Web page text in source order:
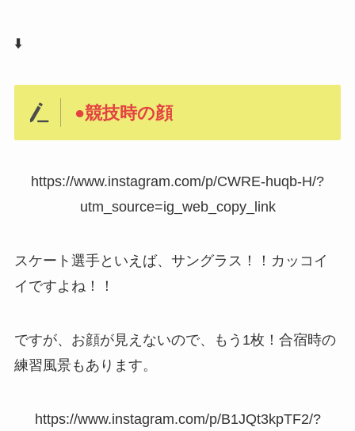
⬇️
●競技時の顔
https://www.instagram.com/p/CWRE-huqb-H/?
utm_source=ig_web_copy_link
スケート選手といえば、サングラス！！カッコイ
イですよね！！
ですが、お顔が見えないので、もう1枚！合宿時の
練習風景もあります。
https://www.instagram.com/p/B1JQt3kpTF2/?